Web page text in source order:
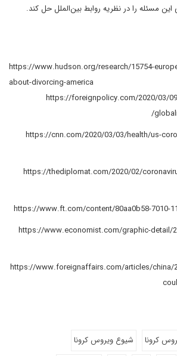
این مسئله را در نظریه روابط‌ بین‌الملل حل کند.
https://www.hudson.org/research/15754-
about-divorcing-america
https://foreignpolicy.com/2020/03/
https://cnn.com/2020/03/03/health/us-
https://thediplomat.com/2020/02/
https://www.ft.com/content/80aa0b58-7010-
https://www.economist.com/graphic-detail/
https://www.foreignaffairs.com/articles/china/
کرونا
شیوع ویروس کرونا